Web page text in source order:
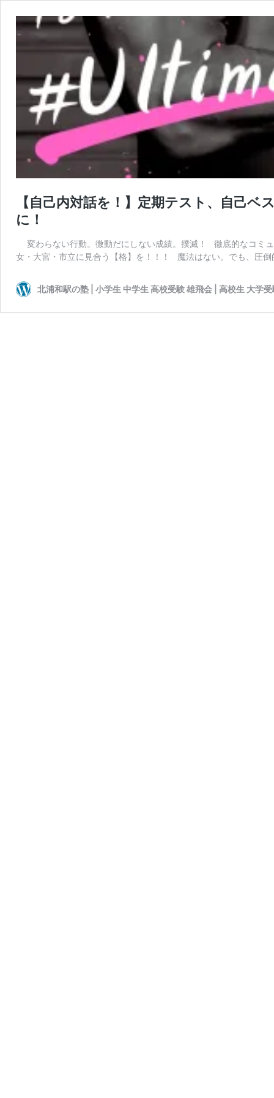
【自己内対話を！】定期テスト、自己
に！
変わらない行動。微動だにしない成績。撲滅！ 徹底的なコミ
女・大宮・市立に見合う【格】を！！！ 魔法はない。でも、圧
北浦和駅の塾 | 小学生 中学生 高校受験 雄飛会 | 高校生 大学